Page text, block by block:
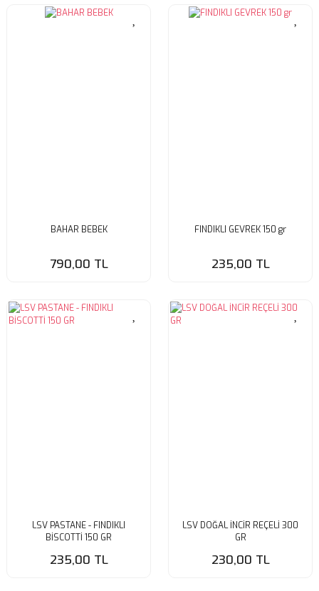
BAHAR BEBEK
790,00 TL
FINDIKLI GEVREK 150 gr
235,00 TL
LSV PASTANE - FINDIKLI
BİSCOTTİ 150 GR
235,00 TL
LSV DOĞAL İNCİR REÇELİ 300
GR
230,00 TL